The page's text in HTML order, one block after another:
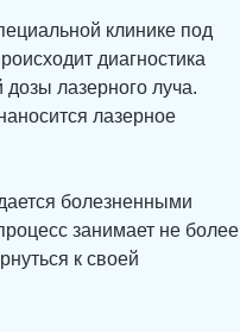
клинике под
диагностика
лазерного луча.
лазерное
болезненными
занимает не более
к своей